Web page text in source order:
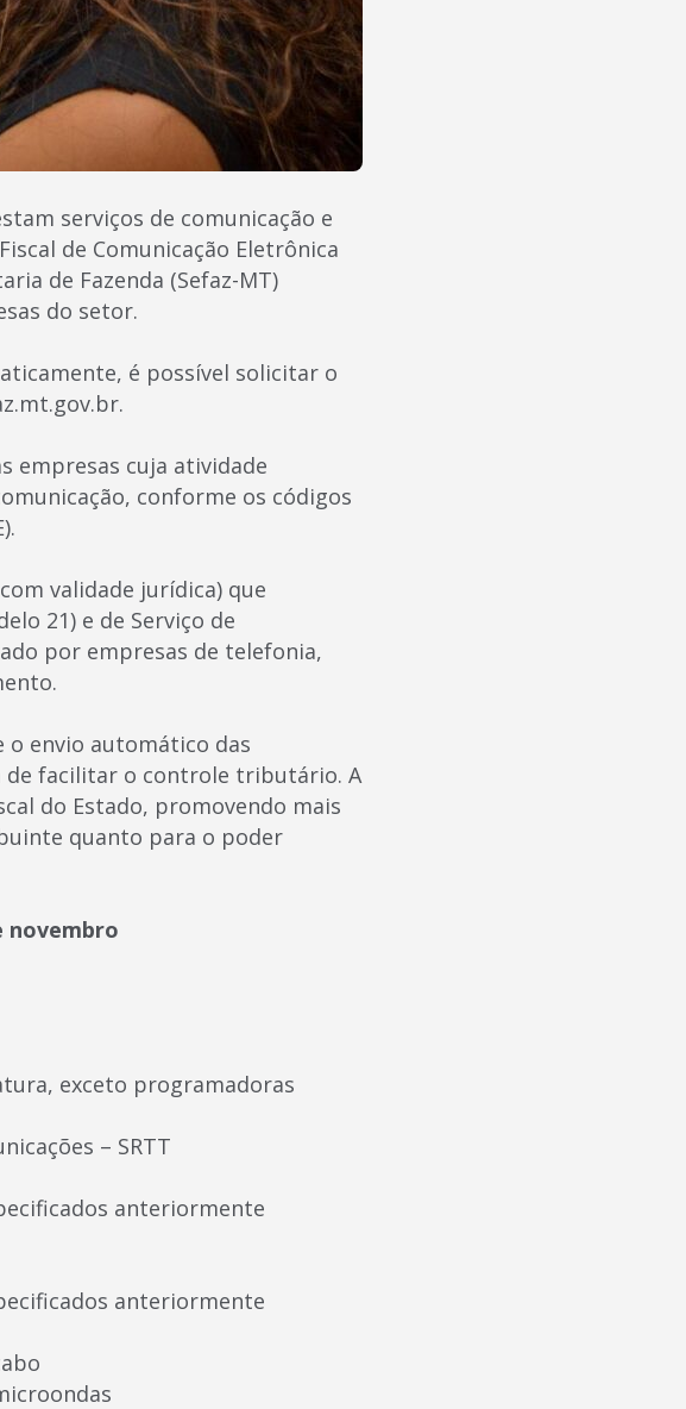
serviços de comunicação e
de Comunicação Eletrônica
de Fazenda (Sefaz-MT)
do setor.
é possível solicitar o
empresas cuja atividade
conforme os códigos
validade jurídica) que
21) e de Serviço de
por empresas de telefonia,
o envio automático das
de facilitar o controle tributário. A
do Estado, promovendo mais
quanto para o poder
novembro
exceto programadoras
– SRTT
anteriormente
anteriormente